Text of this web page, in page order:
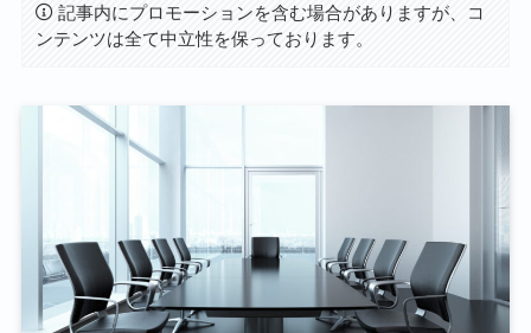
記事内にプロモーションを含む場合がありますが、コ
ンテンツは全て中立性を保っております。